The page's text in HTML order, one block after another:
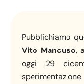
Pubblichiamo
Vito Mancuso,
oggi 29